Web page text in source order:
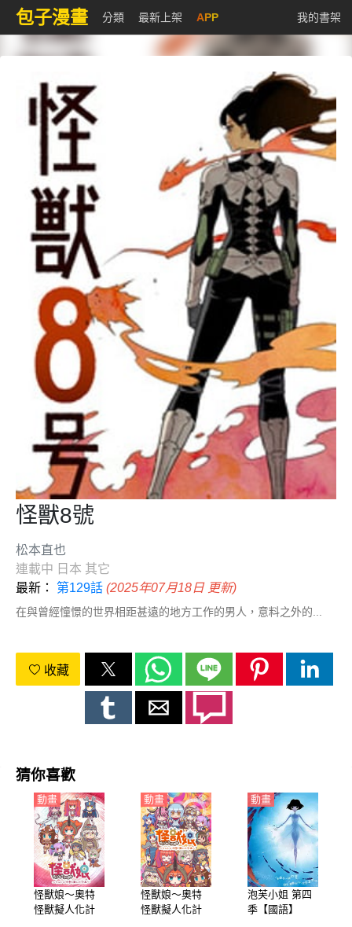
包子漫畫 分類 最新上架 APP 我的書架
怪獸8號
松本直也
連載中 日本 其它
最新： 第129話 (2025年07月18日 更新)
在與曾經憧憬的世界相距甚遠的地方工作的男人，意料之外的...
收藏
猜你喜歡
怪獸娘～奧特
怪獸擬人化計
動畫
怪獸娘～奧特
怪獸擬人化計
動畫
泡芙小姐 第四
季【國語】
動畫